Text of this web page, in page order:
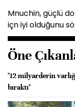
Mnuchin, güçlü
içn iyi olduğunu
Öne
"12 milyarderin
bıraktı"